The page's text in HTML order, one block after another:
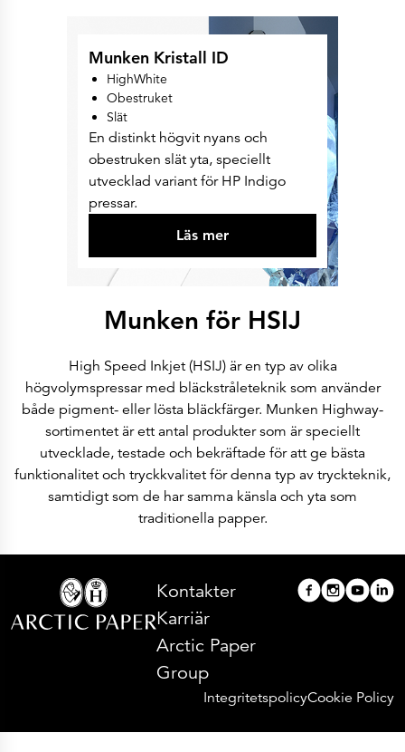
Munken Kristall ID
HighWhite
Obestruket
Slät
En distinkt högvit nyans och
obestruken slät yta, speciellt
utvecklad variant för HP Indigo
pressar.
Läs mer
Munken för HSIJ
High Speed Inkjet (HSIJ) är en typ av olika
högvolymspressar med bläckstråleteknik som använder
både pigment- eller lösta bläckfärger. Munken Highway-
sortimentet är ett antal produkter som är speciellt
utvecklade, testade och bekräftade för att ge bästa
funktionalitet och tryckkvalitet för denna typ av tryckteknik,
samtidigt som de har samma känsla och yta som
traditionella papper.
Kontakter
Karriär
Arctic Paper
Group
IntegritetspolicyCookie Policy